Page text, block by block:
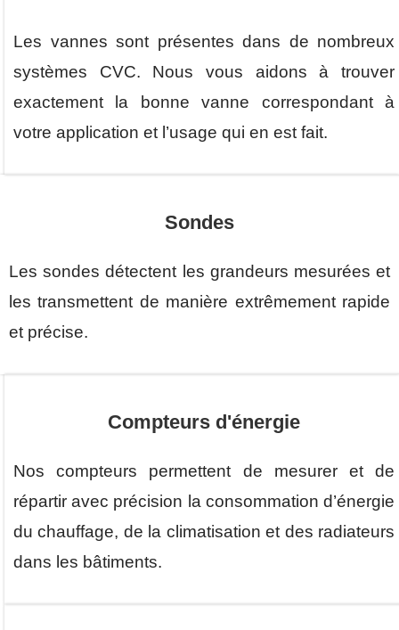
Les vannes sont présentes dans de nombreux
systèmes CVC. Nous vous aidons à trouver
exactement la bonne vanne correspondant à
votre application et l’usage qui en est fait.
Sondes
Les sondes détectent les grandeurs mesurées et
les transmettent de manière extrêmement rapide
et précise.
Compteurs d'énergie
Nos compteurs permettent de mesurer et de
répartir avec précision la consommation d’énergie
du chauffage, de la climatisation et des radiateurs
dans les bâtiments.